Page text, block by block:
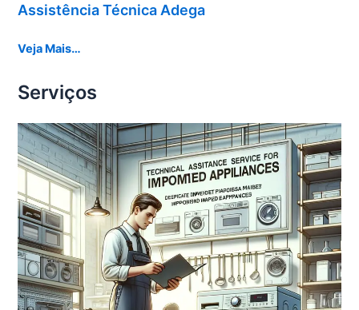
Assistência Técnica Adega
Veja Mais…
Serviços